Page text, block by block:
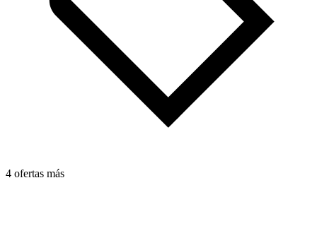
4 ofertas más